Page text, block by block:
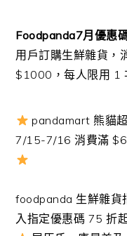
Foodpanda7月優惠
用戶訂購生鮮雜貨
$1000，每人限用 1
pandamart 熊貓
7/15-7/16 消費滿
foodpanda 生鮮雜
入指定優惠碼 75 折